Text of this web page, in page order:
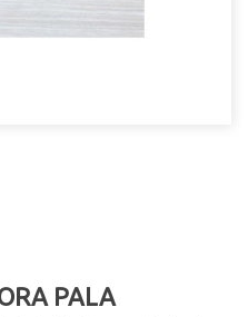
PALA